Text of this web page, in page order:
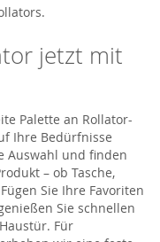
jetzt mit
Palette an Rollator-
Ihre Bedürfnisse
Auswahl und finden
– ob Tasche,
Sie Ihre Favoriten
Sie schnellen
Für